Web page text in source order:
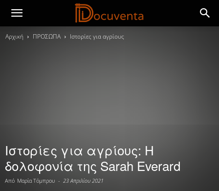
Αρχική ΠΡΟΣΩΠΑ Ιστορίες για αγρίους
Ιστορίες για αγρίους: Η
δολοφονία της Sarah Everard
Από Μαρία Τόμπρου - 23 Απριλίου 2021